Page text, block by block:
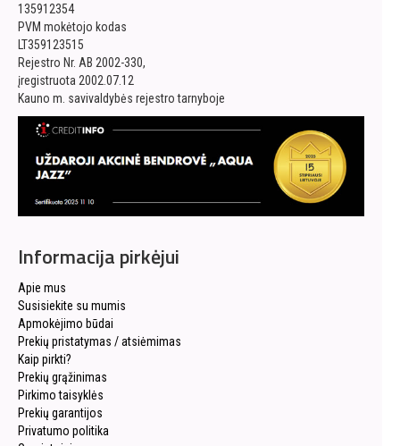
135912354
PVM mokėtojo kodas
LT359123515
Rejestro Nr. AB 2002-330,
įregistruota 2002.07.12
Kauno m. savivaldybės rejestro tarnyboje
Informacija pirkėjui
Apie mus
Susisiekite su mumis
Apmokėjimo būdai
Prekių pristatymas / atsiėmimas
Kaip pirkti?
Prekių grąžinimas
Pirkimo taisyklės
Prekių garantijos
Privatumo politika